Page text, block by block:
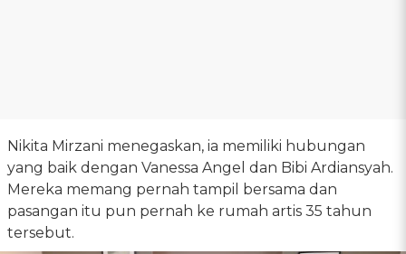
Nikita Mirzani menegaskan, ia memiliki hubungan
yang baik dengan Vanessa Angel dan Bibi Ardiansyah.
Mereka memang pernah tampil bersama dan
pasangan itu pun pernah ke rumah artis 35 tahun
tersebut.